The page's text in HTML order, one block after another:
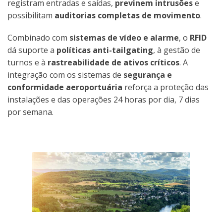
registram entradas e saídas, previnem intrusõese
possibilitam auditorias completas de movimento.
Combinado com sistemas de vídeo e alarme, o RFID
dá suporte a políticas anti-tailgating, à gestão de
turnos e à rastreabilidade de ativos críticos. A
integração com os sistemas de segurança e
conformidade aeroportuária reforça a proteção das
instalações e das operações 24 horas por dia, 7 dias
por semana.